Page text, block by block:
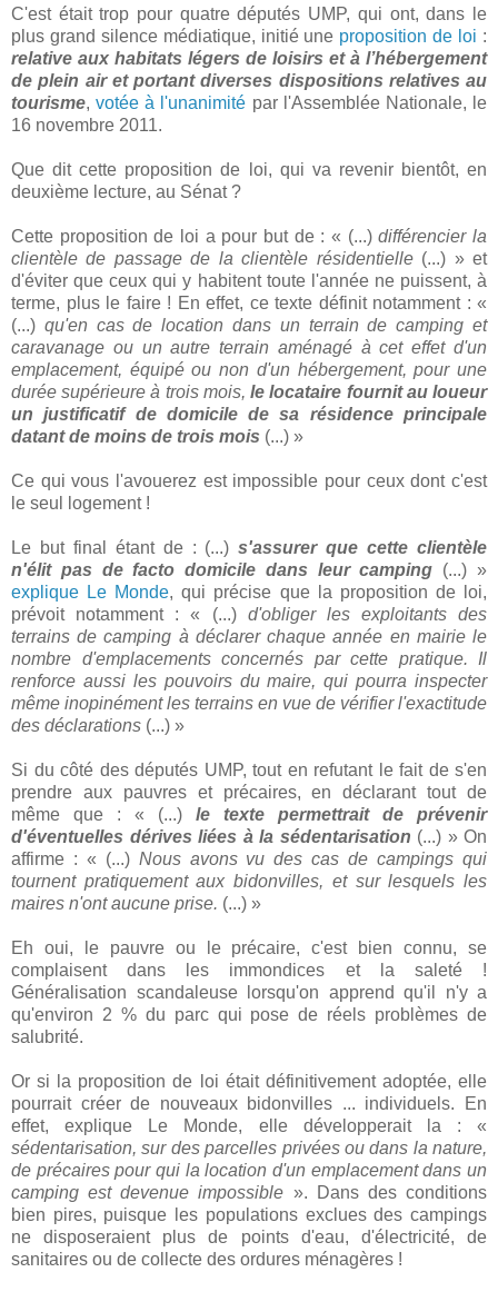
C'est était trop pour quatre députés UMP, qui ont, dans le
plus grand silence médiatique, initié une proposition de loi :
relative aux habitats légers de loisirs et à l’hébergement
de plein air et portant diverses dispositions relatives au
tourisme,votée à l'unanimité par l'Assemblée Nationale, le
16 novembre 2011.
Que dit cette proposition de loi, qui va revenir bientôt, en
deuxième lecture, au Sénat ?
Cette proposition de loi a pour but de : « (...)différencier la
clientèle de passage de la clientèle résidentielle (...) » et
d'éviter que ceux qui y habitent toute l'année ne puissent, à
terme, plus le faire ! En effet, ce texte définit notamment : «
(...) qu'en cas de location dans un terrain de camping et
caravanage ou un autre terrain aménagé à cet effet d'un
emplacement, équipé ou non d'un hébergement, pour une
durée supérieure à trois mois,le locataire fournit au loueur
un justificatif de domicile de sa résidence principale
datant de moins de trois mois (...) »
Ce qui vous l'avouerez est impossible pour ceux dont c'est
le seul logement !
Le but final étant de : (...)s'assurer que cette clientèle
n'élit pas de facto domicile dans leur camping (...) »
explique Le Monde, qui précise que la proposition de loi,
prévoit notamment : « (...) d'obliger les exploitants des
terrains de camping à déclarer chaque année en mairie le
nombre d'emplacements concernés par cette pratique. Il
renforce aussi les pouvoirs du maire, qui pourra inspecter
même inopinément les terrains en vue de vérifier l'exactitude
des déclarations (...) »
Si du côté des députés UMP, tout en refutant le fait de s'en
prendre aux pauvres et précaires, en déclarant tout de
même que : « (...) le texte permettrait de prévenir
d'éventuelles dérives liées à la sédentarisation (...) » On
affirme : « (...) Nous avons vu des cas de campings qui
tournent pratiquement aux bidonvilles, et sur lesquels les
maires n'ont aucune prise. (...) »
Eh oui, le pauvre ou le précaire, c'est bien connu, se
complaisent dans les immondices et la saleté !
Généralisation scandaleuse lorsqu'on apprend qu'il n'y a
qu'environ 2 % du parc qui pose de réels problèmes de
salubrité.
Or si la proposition de loi était définitivement adoptée, elle
pourrait créer de nouveaux bidonvilles ... individuels. En
effet, explique Le Monde, elle développerait la : «
sédentarisation, sur des parcelles privées ou dans la nature,
de précaires pour qui la location d'un emplacement dans un
camping est devenue impossible ». Dans des conditions
bien pires, puisque les populations exclues des campings
ne disposeraient plus de points d'eau, d'électricité, de
sanitaires ou de collecte des ordures ménagères !